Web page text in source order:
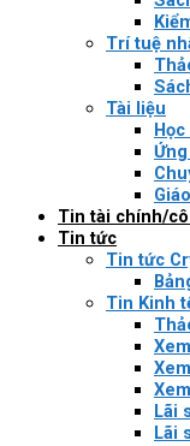
Trí tuệ
Tài liệu
Tin tài chính/
Tin tức
Tin tức
Tin Kinh
Lãi
Lãi